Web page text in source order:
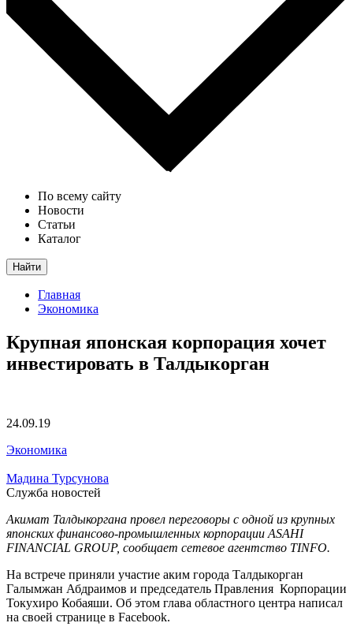
По всему сайту
Новости
Статьи
Каталог
Найти
Главная
Экономика
Крупная японская корпорация хочет
инвестировать в Талдыкорган
24.09.19
Экономика
Мадина Турсунова
Служба новостей
Акимат Талдыкоргана провел переговоры с одной из крупных
японских финансово-промышленных корпорации ASAHI
FINANCIAL GROUP, сообщает сетевое агентство TINFO.
На встрече приняли участие аким города Талдыкорган
Галымжан Абдраимов и председатель Правления Корпорации
Токухиро Кобаяши. Об этом глава областного центра написал
на своей странице в Facebook.